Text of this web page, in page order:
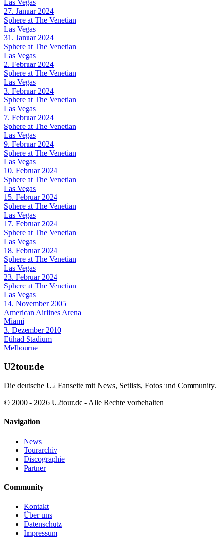
Las Vegas
27. Januar 2024
Sphere at The Venetian
Las Vegas
31. Januar 2024
Sphere at The Venetian
Las Vegas
2. Februar 2024
Sphere at The Venetian
Las Vegas
3. Februar 2024
Sphere at The Venetian
Las Vegas
7. Februar 2024
Sphere at The Venetian
Las Vegas
9. Februar 2024
Sphere at The Venetian
Las Vegas
10. Februar 2024
Sphere at The Venetian
Las Vegas
15. Februar 2024
Sphere at The Venetian
Las Vegas
17. Februar 2024
Sphere at The Venetian
Las Vegas
18. Februar 2024
Sphere at The Venetian
Las Vegas
23. Februar 2024
Sphere at The Venetian
Las Vegas
14. November 2005
American Airlines Arena
Miami
3. Dezember 2010
Etihad Stadium
Melbourne
U2tour.de
Die deutsche U2 Fanseite mit News, Setlists, Fotos und Community.
© 2000 - 2026 U2tour.de - Alle Rechte vorbehalten
Navigation
News
Tourarchiv
Discographie
Partner
Community
Kontakt
Über uns
Datenschutz
Impressum